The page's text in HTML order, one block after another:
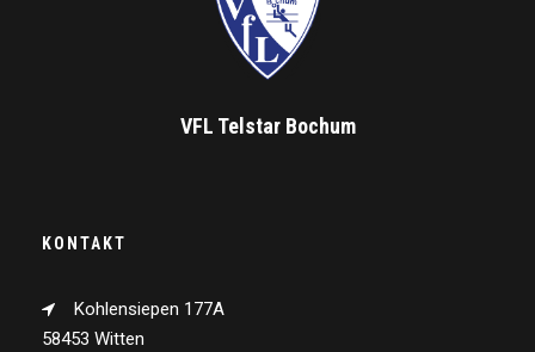
VFL Telstar Bochum
KONTAKT
Kohlensiepen 177A
58453 Witten